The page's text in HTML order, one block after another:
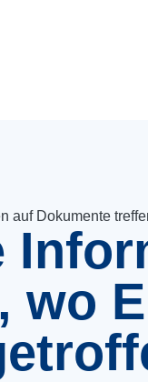
auf Dokumente
wo